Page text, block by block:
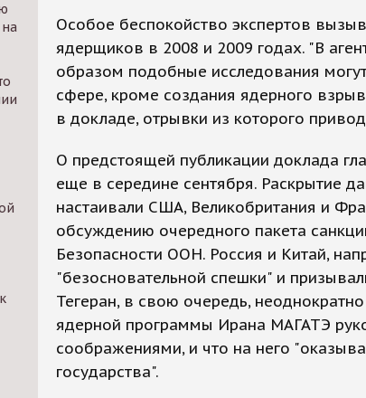
Особое беспокойство экспертов
ядерщиков в 2008 и 2009 годах. "В
образом подобные исследования
сфере, кроме создания ядерного
в докладе, отрывки из которого
О предстоящей публикации доклада
еще в середине сентября. Раскрытие
настаивали США, Великобритания и
обсуждению очередного пакета
Безопасности ООН. Россия и Китай,
"безосновательной спешки" и
Тегеран, в свою очередь,
ядерной программы Ирана МАГАТЭ
соображениями, и что на него
государства".